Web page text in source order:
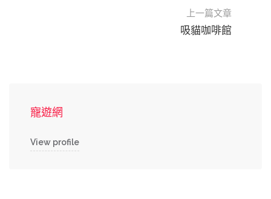
上一篇文章
吸貓咖啡館
寵遊網
View profile